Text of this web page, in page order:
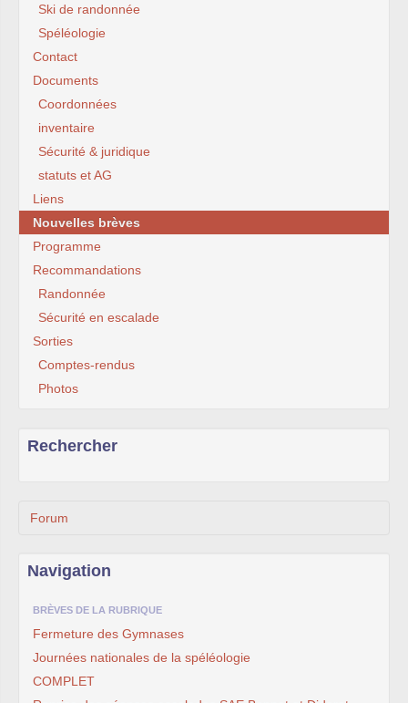
Ski de randonnée
Spéléologie
Contact
Documents
Coordonnées
inventaire
Sécurité & juridique
statuts et AG
Liens
Nouvelles brèves
Programme
Recommandations
Randonnée
Sécurité en escalade
Sorties
Comptes-rendus
Photos
Rechercher
Forum
Navigation
BRÈVES DE LA RUBRIQUE
Fermeture des Gymnases
Journées nationales de la spéléologie
COMPLET